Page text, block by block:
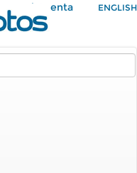
Mi Cuenta ENGLISH